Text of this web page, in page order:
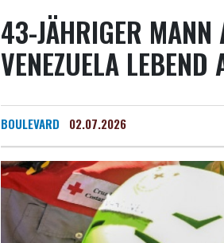
43-JÄHRIGER MANN
VENEZUELA
BOULEVARD 02.07.2026